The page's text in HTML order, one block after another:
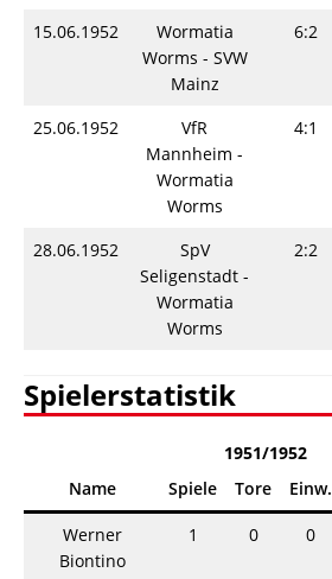
15.06.1952
Wormatia
Worms - SVW
Mainz
6:2
25.06.1952
VfR
Mannheim -
Wormatia
Worms
4:1
28.06.1952
SpV
Seligenstadt -
Wormatia
Worms
2:2
Spielerstatistik
1951/1952
Name
Spiele Tore Einw.
Werner
Biontino
1 0 0